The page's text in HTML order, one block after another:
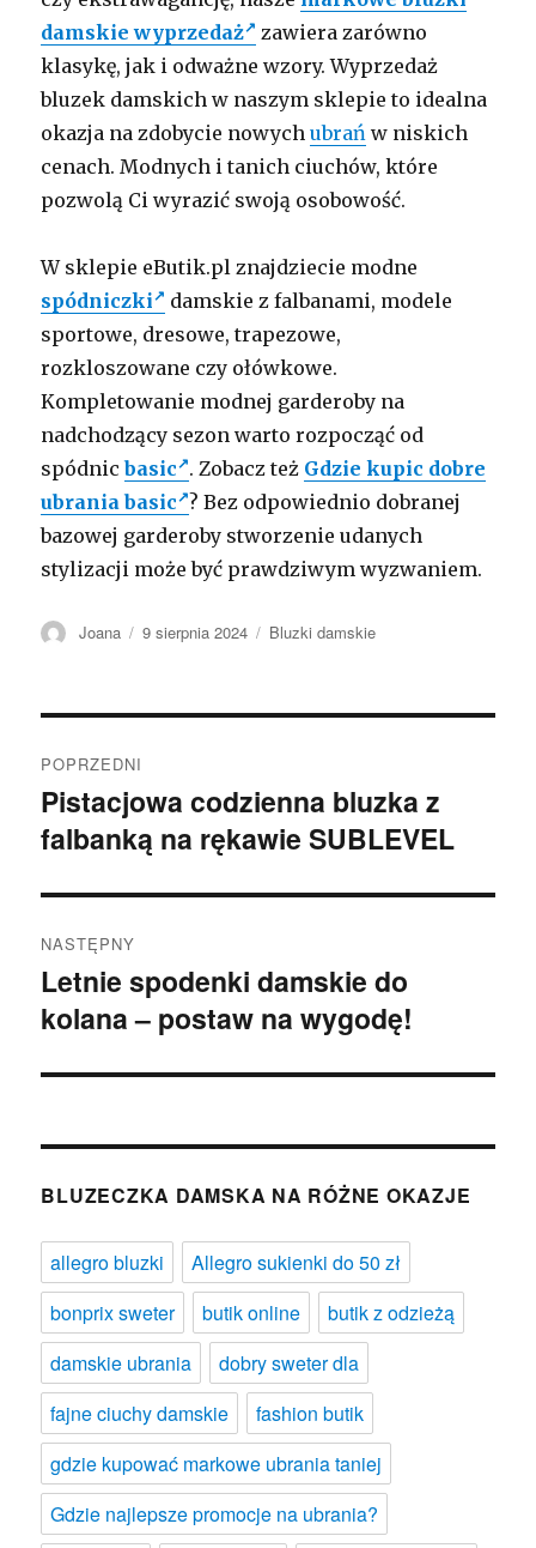
damskie wyprzedaż
zawiera zarówno
klasykę, jak i odważne wzory. Wyprzedaż
bluzek damskich w naszym sklepie to idealna
okazja na zdobycie nowychubrań w niskich
cenach. Modnych i tanich ciuchów, które
pozwolą Ci wyrazić swoją osobowość.
W sklepie eButik.pl znajdziecie modne
spódniczki
damskie z falbanami, modele
sportowe, dresowe, trapezowe,
rozkloszowane czy ołówkowe.
Kompletowanie modnej garderoby na
nadchodzący sezon warto rozpocząć od
spódnicbasic . Zobacz też Gdzie kupic dobre
ubrania basic ? Bez odpowiednio dobranej
bazowej garderoby stworzenie udanych
stylizacji może być prawdziwym wyzwaniem.
Autor
Joana Opublikowano
9 sierpnia 2024 Kategorie
Bluzki damskie
wpisu
POPRZEDNI
Poprzedni
wpis:
Pistacjowa codzienna bluzka z
falbanką na rękawie SUBLEVEL
NASTĘPNY
Następny
wpis:
Letnie spodenki damskie do
kolana – postaw na wygodę!
BLUZECZKA DAMSKA NA RÓŻNE OKAZJE
allegro bluzki
Allegro sukienki do 50 zł
bonprix sweter
butik online
butik z odzieżą
damskie ubrania
dobry sweter dla
fajne ciuchy damskie
fashion butik
gdzie kupować markowe ubrania taniej
Gdzie najlepsze promocje na ubrania?